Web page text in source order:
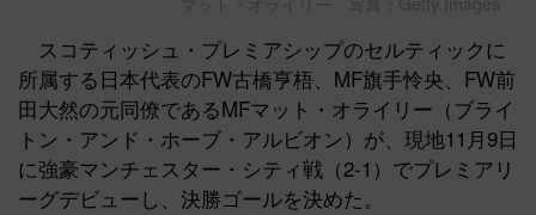
スコティッシュ・プレミアシップのセルティックに
所属する日本代表のFW古橋亨梧、MF旗手怜央、FW前
田大然の元同僚であるMFマット・オライリー（ブライ
トン・アンド・ホーブ・アルビオン）が、現地11月9日
に強豪マンチェスター・シティ戦（2-1）でプレミアリ
ーグデビューし、決勝ゴールを決めた。